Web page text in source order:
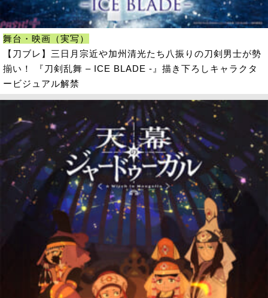
舞台・映画（実写）
【刀ブレ】三日月宗近や加州清光たち八振りの刀剣男士が勢
揃い！ 『刀剣乱舞 – ICE BLADE -』描き下ろしキャラクタ
ービジュアル解禁